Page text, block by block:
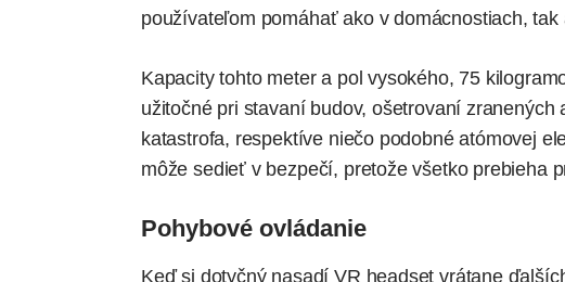
používateľom pomáhať ako v domácnostiach,
Kapacity tohto meter a pol vysokého, 75
užitočné pri stavaní budov, ošetrovaní
katastrofa, respektíve niečo podobné atómovej
môže sedieť v bezpečí, pretože všetko prebieha
Pohybové ovládanie
Keď si dotyčný nasadí VR headset vrátane